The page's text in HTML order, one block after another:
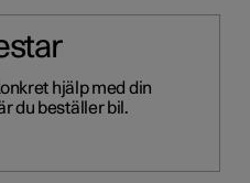
hjälp med din
du beställer bil.